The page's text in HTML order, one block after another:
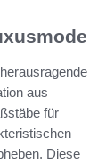
aus
für
Diese